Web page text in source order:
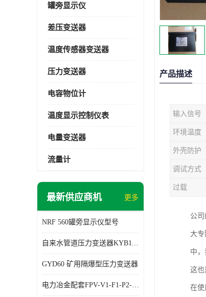
罐旁显示仪
差压变送器
温度传感器变送器
压力变送器
电容物位计
温度显示控制仪表
电量变送器
流量计
最新供应商机 更多
NRF 560罐旁显示仪型号
自来水管道压力变送器KYB11G03M2型号 使用方便
GYD60 矿用隔爆型压力变送器
电力冶金配套FPV-V1-F1-P2-03电压变送器
产品描述
输入信号
环境温度
外壳防护
调试方式
过载
公
大
中
这也
在使